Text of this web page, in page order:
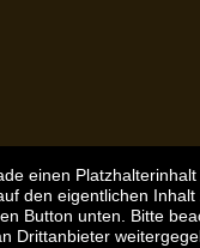
einen Platzhalterinhalt
den eigentlichen Inhalt
Button unten. Bitte
Drittanbieter